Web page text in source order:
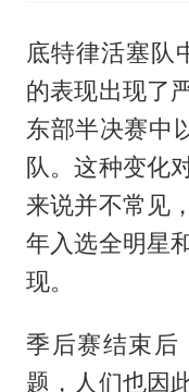
底特律活塞队
的表现出现了
东部半决赛中
队。这种变化
来说并不常见
年入选全明星
现。
季后赛结束后
题，人们也因